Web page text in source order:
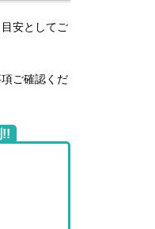
安としてご
ご確認くだ
!!